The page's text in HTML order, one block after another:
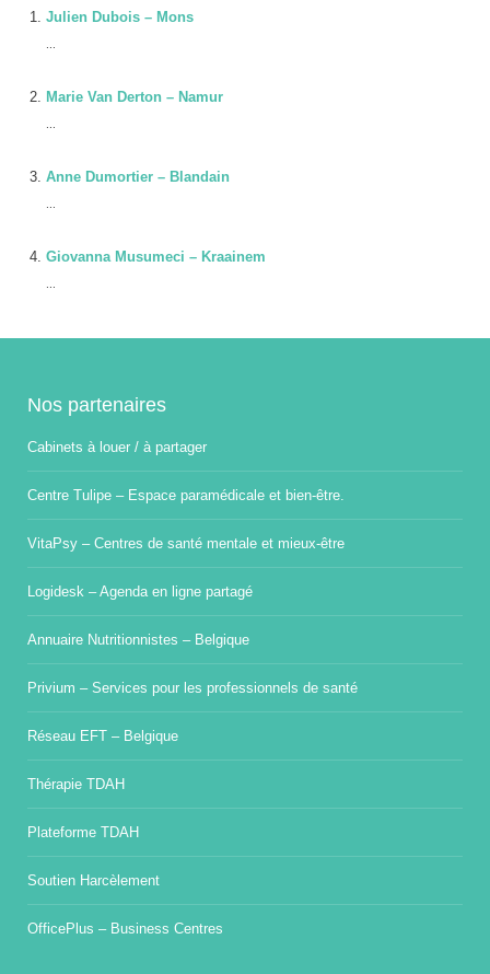
Julien Dubois – Mons
Marie Van Derton – Namur
Anne Dumortier – Blandain
Giovanna Musumeci – Kraainem
Nos partenaires
Cabinets à louer / à partager
Centre Tulipe – Espace paramédicale et bien-être.
VitaPsy – Centres de santé mentale et mieux-être
Logidesk – Agenda en ligne partagé
Annuaire Nutritionnistes – Belgique
Privium – Services pour les professionnels de santé
Réseau EFT – Belgique
Thérapie TDAH
Plateforme TDAH
Soutien Harcèlement
OfficePlus – Business Centres